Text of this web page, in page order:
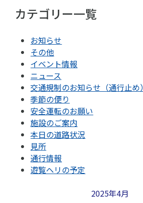
カテゴリー一覧
お知らせ
その他
イベント情報
ニュース
交通規制のお知らせ（通行止め）
季節の便り
安全運転のお願い
施設のご案内
本日の道路状況
見所
通行情報
遊覧ヘリの予定
2025年4月